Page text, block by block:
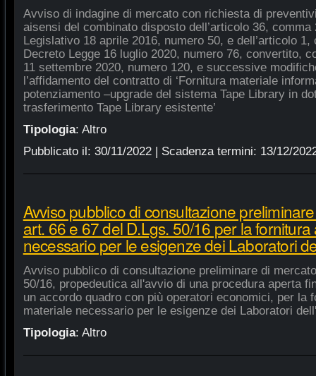
Avviso di indagine di mercato con richiesta di
aisensi del combinato disposto dell’articolo 36,
Legislativo 18 aprile 2016, numero 50, e dell’articolo
Decreto Legge 16 luglio 2020, numero 76, convertito,
11 settembre 2020, numero 120, e successive
l’affidamento del contratto di ‘Fornitura materiale
potenziamento –upgrade del sistema Tape Library in
trasferimento Tape Library esistente’
Tipologia: Altro
Pubblicato il: 30/11/2022| Scadenza termini: 13/12/
Avviso pubblico di consultazione
art. 66 e 67 del D.Lgs. 50/16 per la
necessario per le esigenze dei Laboratori
Avviso pubblico di consultazione preliminare di
50/16, propedeutica all'avvio di una procedura aperta
un accordo quadro con più operatori economici, per la
materiale necessario per le esigenze dei Laboratori
Tipologia: Altro